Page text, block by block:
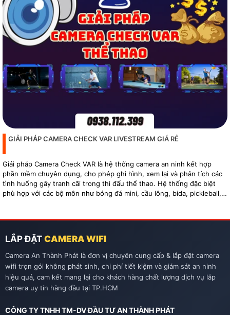
GIẢI PHÁP CAMERA CHECK VAR LIVESTREAM GIÁ RẺ
Giải pháp Camera Check VAR là hệ thống camera an ninh kết hợp
phần mềm chuyên dụng, cho phép ghi hình, xem lại và phân tích các
tình huống gây tranh cãi trong thi đấu thể thao. Hệ thống đặc biệt
phù hợp với các bộ môn như bóng đá mini, cầu lông, bida, pickleball,
LẮP ĐẶT CAMERA WIFI
Camera An Thành Phát là đơn vị chuyên cung cấp & lắp đặt camera
wifi trọn gói không phát sinh, chi phí tiết kiệm và giám sát an ninh
hiệu quả, cam kết mang lại cho khách hàng chất lượng dịch vụ lắp
camera uy tín hàng đầu tại TP.HCM
CÔNG TY TNHH TM-DV ĐẦU TƯ AN THÀNH PHÁT